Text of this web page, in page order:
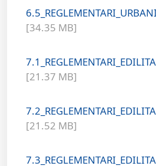
[34.35 MB]
[21.37 MB]
[21.52 MB]